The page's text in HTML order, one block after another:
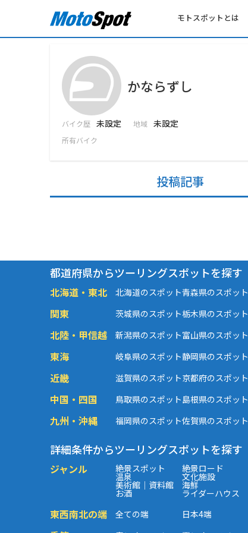
モトスポットとは
かならずし
バイク歴 未設定 地域 未設定
所有バイク
投稿記事
都道府県からツーリングスポットを探す
北海道・東北 北海道のスポット青森県のスポット
関東 茨城県のスポット栃木県のスポット
北陸・甲信越 新潟県のスポット富山県のスポット
東海 岐阜県のスポット静岡県のスポット
近畿 滋賀県のスポット京都府のスポット
中国・四国 鳥取県のスポット島根県のスポット
九州・沖縄 福岡県のスポット佐賀県のスポット
詳細条件からツーリングスポットを探す
ジャンル 絶景スポット 絶景ロード
温泉 文化施設
美術館｜資料館 海鮮
お酒 ライダーハウス
東西南北の端 全ての端 日本4端